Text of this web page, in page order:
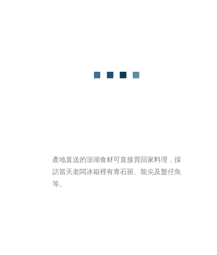
產地直送的澎湖食材可直接買回家料理，採
訪當天老闆冰箱裡有青石斑、龍尖及盤仔魚
等。